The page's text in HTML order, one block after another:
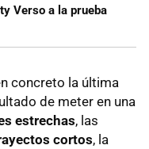
Verso a la prueba
concreto la última
de meter en una
estrechas, las
cortos, la